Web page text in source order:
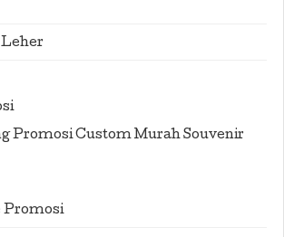
Promosi Custom Murah Souvenir
Promosi